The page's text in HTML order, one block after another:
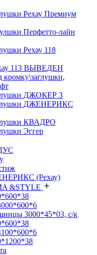
Рехау Премиум
Перфетто-лайн
Рехау 118
113 ВЫВЕДЕН
кромку\заглушки,
ДЖОКЕР 3
ДЖЕНЕРИКС
КВАДРО
Эггер
(Рехау)
&STYLE
3000*45*03, с/к